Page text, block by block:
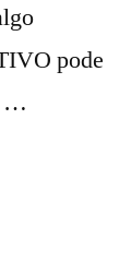
pode
…